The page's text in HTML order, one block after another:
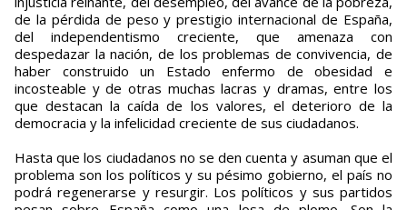
de la pérdida de peso y prestigio internacional de España,
del independentismo creciente, que amenaza con
despedazar la nación, de los problemas de convivencia, de
haber construido un Estado enfermo de obesidad e
incosteable y de otras muchas lacras y dramas, entre los
que destacan la caída de los valores, el deterioro de la
democracia y la infelicidad creciente de sus ciudadanos.
Hasta que los ciudadanos no se den cuenta y asuman que el
problema son los políticos y su pésimo gobierno, el país no
podrá regenerarse y resurgir. Los políticos y sus partidos